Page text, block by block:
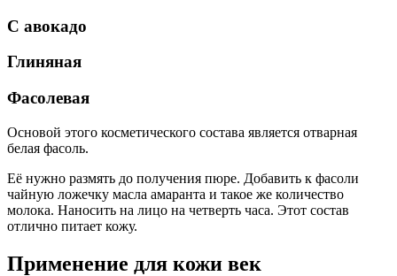
С авокадо
Глиняная
Фасолевая
Основой этого косметического состава является отварная
белая фасоль.
Её нужно размять до получения пюре. Добавить к фасоли
чайную ложечку масла амаранта и такое же количество
молока. Наносить на лицо на четверть часа. Этот состав
отлично питает кожу.
Применение для кожи век